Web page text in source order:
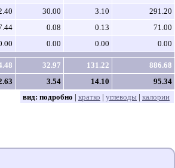
30.00 3.10
291.20
0.08 0.13
71.00
0.00 0.00 0.00
32.97 131.22
886.68
3.54 14.10
95.34
вид: подробно | кратко | углеводы | калории